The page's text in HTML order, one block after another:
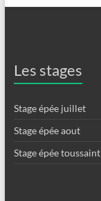
Les stages
Stage épée juillet
Stage épée aout
Stage épée toussaint